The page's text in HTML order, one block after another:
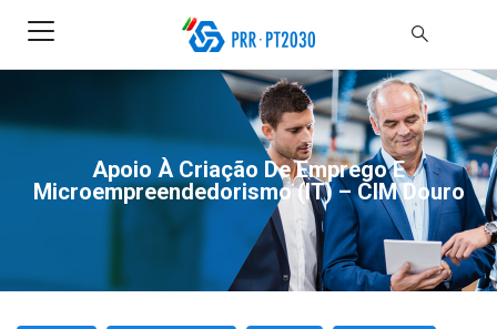
Apoio À Criação De Emprego E
Microempreendedorismo (IT) – CIM Douro